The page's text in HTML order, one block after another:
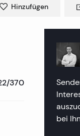
in Split
in Rogoznica
in Primosten
in Crikvenica
Verkauf in Kroatien
in Kroatien
ein externer
Fragen
370
Hinzufügen
bei